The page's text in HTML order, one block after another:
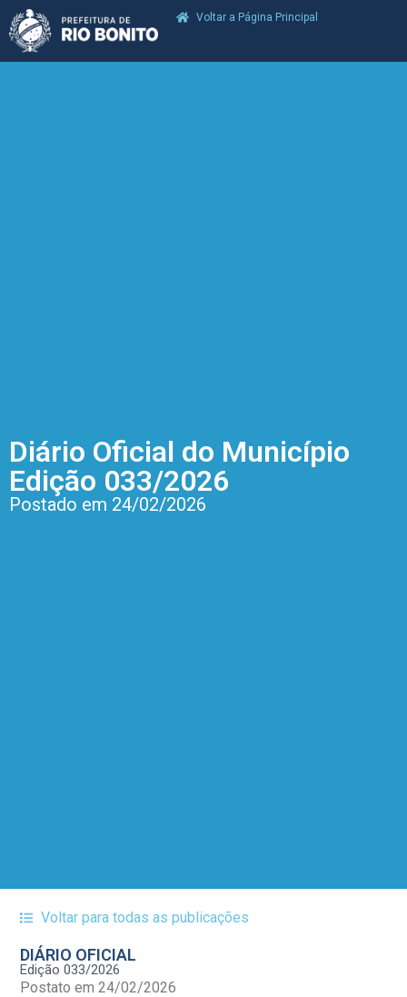
Voltar a Página Principal
Diário Oficial do Município
Edição 033/2026
Postado em 24/02/2026
Voltar para todas as publicações
DIÁRIO OFICIAL
Edição 033/2026
Postato em 24/02/2026